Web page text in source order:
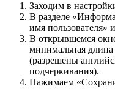
Заходим в
В разделе
имя пользователя»
В открывшемся
минимальная длина
(разрешены
подчеркивания).
Нажимаем